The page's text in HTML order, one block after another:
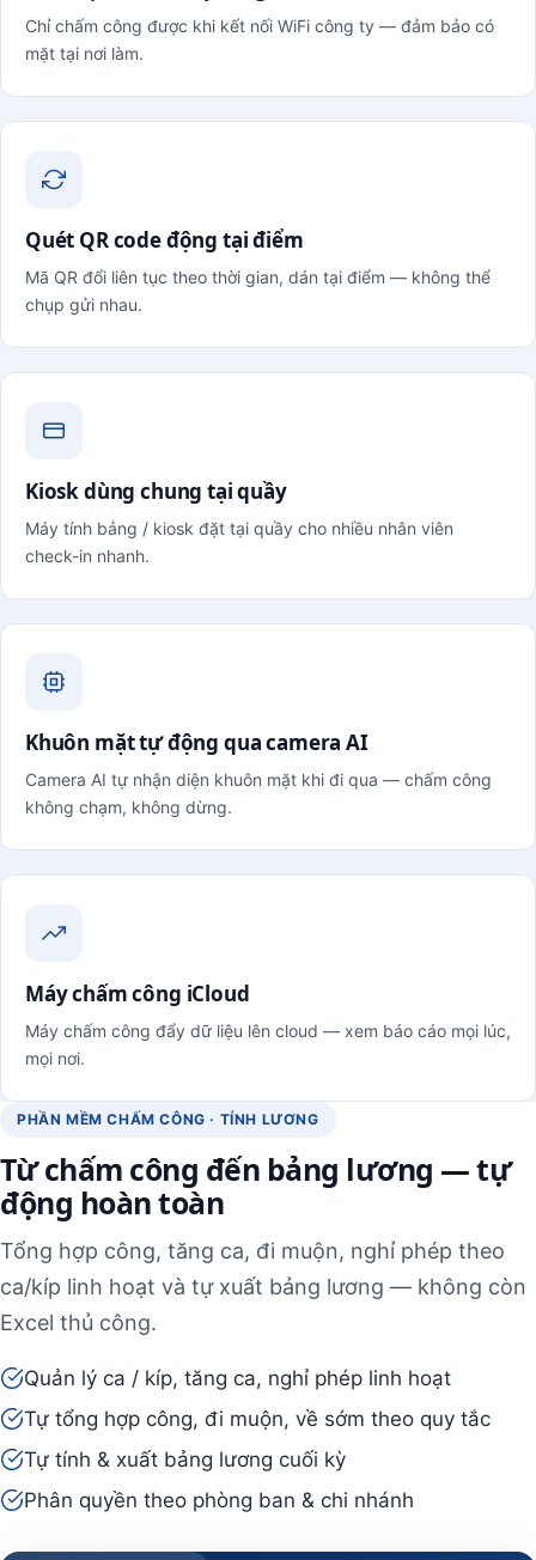
Chỉ chấm công được khi kết nối WiFi công ty — đảm bảo có
mặt tại nơi làm.
Quét QR code động tại điểm
Mã QR đổi liên tục theo thời gian, dán tại điểm — không thể
chụp gửi nhau.
Kiosk dùng chung tại quầy
Máy tính bảng / kiosk đặt tại quầy cho nhiều nhân viên
check-in nhanh.
Khuôn mặt tự động qua camera AI
Camera AI tự nhận diện khuôn mặt khi đi qua — chấm công
không chạm, không dừng.
Máy chấm công iCloud
Máy chấm công đẩy dữ liệu lên cloud — xem báo cáo mọi lúc,
mọi nơi.
PHẦN MỀM CHẤM CÔNG · TÍNH LƯƠNG
Từ chấm công đến bảng lương — tự
động hoàn toàn
Tổng hợp công, tăng ca, đi muộn, nghỉ phép theo
ca/kíp linh hoạt và tự xuất bảng lương — không còn
Excel thủ công.
Quản lý ca / kíp, tăng ca, nghỉ phép linh hoạt
Tự tổng hợp công, đi muộn, về sớm theo quy tắc
Tự tính & xuất bảng lương cuối kỳ
Phân quyền theo phòng ban & chi nhánh